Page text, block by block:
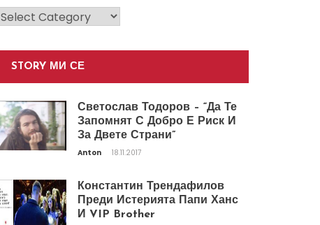
Категории
STORY МИ СЕ
Светослав Тодоров – “Да Те
Запомнят С Добро Е Риск И
За Двете Страни”
Anton 18.11.2017
Константин Трендафилов
Преди Истерията Папи Ханс
И VIP Brother